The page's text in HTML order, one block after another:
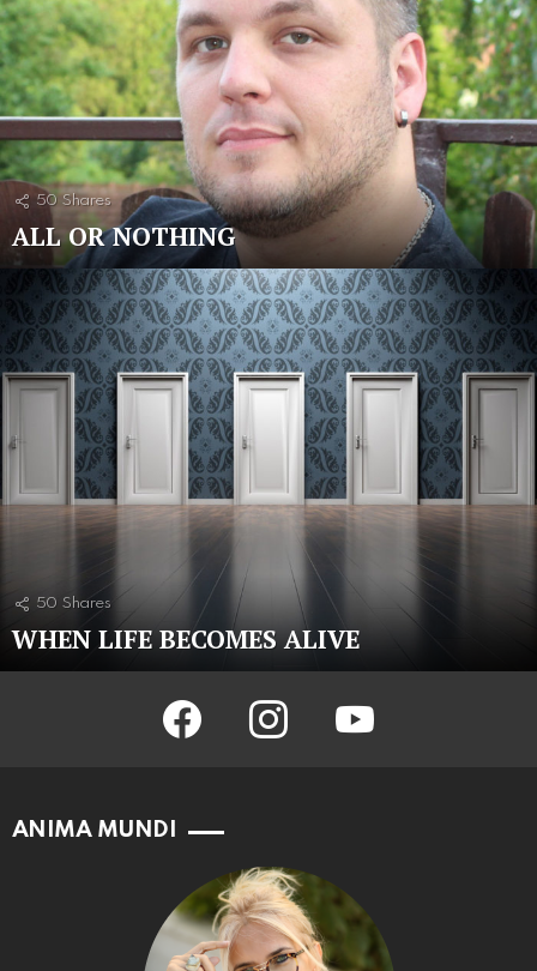
50 Shares
ALL OR NOTHING
50 Shares
WHEN LIFE BECOMES ALIVE
facebook instagram youtube
ANIMA MUNDI